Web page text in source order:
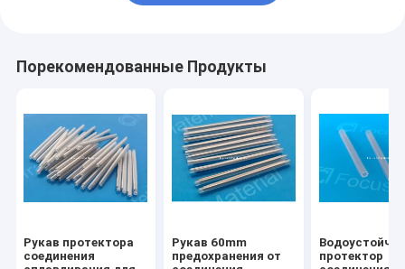
Порекомендованные Продукты
Рукав протектора
соединения
Рукав 60mm
предохранения от
протектор